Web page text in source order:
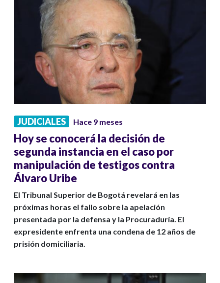
JUDICIALES Hace 9 meses
Hoy se conocerá la decisión de
segunda instancia en el caso por
manipulación de testigos contra
Álvaro Uribe
El Tribunal Superior de Bogotá revelará en las
próximas horas el fallo sobre la apelación
presentada por la defensa y la Procuraduría. El
expresidente enfrenta una condena de 12 años de
prisión domiciliaria.